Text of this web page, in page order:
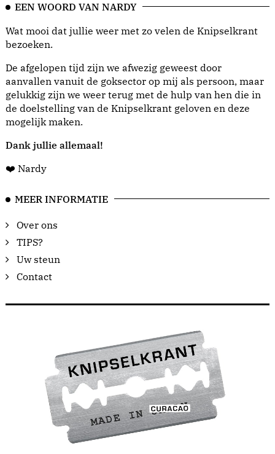
EEN WOORD VAN NARDY
Wat mooi dat jullie weer met zo velen de Knipselkrant
bezoeken.
De afgelopen tijd zijn we afwezig geweest door
aanvallen vanuit de goksector op mij als persoon, maar
gelukkig zijn we weer terug met de hulp van hen die in
de doelstelling van de Knipselkrant geloven en deze
mogelijk maken.
Dank jullie allemaal!
❤️ Nardy
MEER INFORMATIE
Over ons
TIPS?
Uw steun
Contact